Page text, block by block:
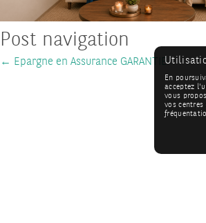
Post navigation
← Epargne en Assurance GARANTIE
En
acceptez
vous
vos